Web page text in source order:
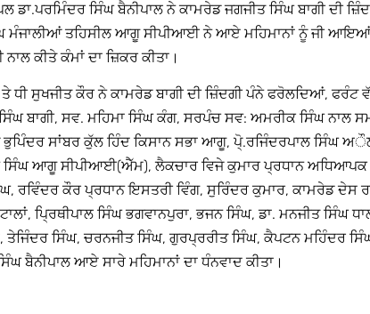
ਸਿੰਘ ਬੈਨੀਪਾਲ ਨੇ ਕਾਮਰੇਡ ਜਗਜੀਤ ਸਿੰਘ ਬਾਗੀ ਦੀ
ਤਹਿਸੀਲ ਆਗੂ ਸੀਪੀਆਈ ਨੇ ਆਏ ਮਹਿਮਾਨਾਂ ਨੂੰ ਜੀ ਆਇਆਂ
ਕੀਤੇ ਕੰਮਾਂ ਦਾ ਜ਼ਿਕਰ ਕੀਤਾ।
ਧੀ ਸੁਖਜੀਤ ਕੌਰ ਨੇ ਕਾਮਰੇਡ ਬਾਗੀ ਦੀ ਜ਼ਿੰਦਗੀ ਪੰਨੇ ਫਰੋਲਦਿਆਂ, ਫਰੰਟ
ਸਿੰਘ ਬਾਗੀ, ਸਵ. ਮਹਿਮਾ ਸਿੰਘ ਕੰਗ, ਸਰਪੰਚ ਸਵ: ਅਮਰੀਕ ਸਿੰਘ ਨਾਲ
ਸਾਂਬਰ ਕੁੱਲ ਹਿੰਦ ਕਿਸਾਨ ਸਭਾ ਆਗੂ, ਪੋ੍.ਰਜਿੰਦਰਪਾਲ ਸਿੰਘ
ਆਗੂ ਸੀਪੀਆਈ(ਐੱਮ), ਲੈਕਚਾਰ ਵਿਜੇ ਕੁਮਾਰ ਪ੍ਰਧਾਨ ਅਧਿਆਪਕ
ਰਵਿੰਦਰ ਕੌਰ ਪ੍ਰਧਾਨ ਇਸਤਰੀ ਵਿੰਗ, ਸੁਰਿੰਦਰ ਕੁਮਾਰ, ਕਾਮਰੇਡ ਦੇਸ
ਪਿ੍ਰਥੀਪਾਲ ਸਿੰਘ ਭਗਵਾਨਪੁਰਾ, ਭਜਨ ਸਿੰਘ, ਡਾ. ਮਨਜੀਤ ਸਿੰਘ
ਤੇਜਿੰਦਰ ਸਿੰਘ, ਚਰਨਜੀਤ ਸਿੰਘ, ਗੁਰਪ੍ਰਰੀਤ ਸਿੰਘ, ਕੈਪਟਨ ਮਹਿੰਦਰ
ਬੈਨੀਪਾਲ ਆਏ ਸਾਰੇ ਮਹਿਮਾਨਾਂ ਦਾ ਧੰਨਵਾਦ ਕੀਤਾ।